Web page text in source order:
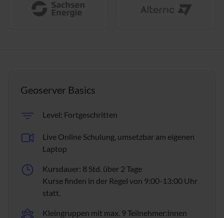
Geoserver Basics
Level: Fortgeschritten
Live Online Schulung, umsetzbar am eigenen
Laptop
Kursdauer: 8 Std. über 2 Tage
Kurse finden in der Regel von 9:00-13:00 Uhr
statt.
Kleingruppen mit max. 9 Teilnehmer:innen